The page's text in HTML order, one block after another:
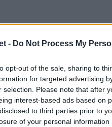
- Do Not Process My
opt-out of the sale, sharing to
for targeted advertising
selection. Please note that after
interest-based ads based on
to third parties prior to
of your personal